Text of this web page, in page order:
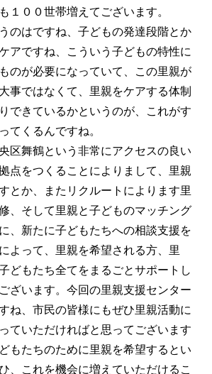
１００世帯増えてございます。
のはですね、子どもの発達段階とか
アですね、こういう子どもの特性に
のが必要になっていて、この里親が
事ではなくて、里親をケアする体制
できているかというのが、これがす
てくるんですね。
区舞鶴という非常にアクセスの良い
点をつくることによりまして、里親
とか、またリクルートによります里
、そして里親と子どものマッチング
、新たに子どもたちへの相談支援を
よって、里親を希望される方、里
どもたち全てをまるごとサポートし
ざいます。今回の里親支援センター
ね、市民の皆様にもぜひ里親活動に
ていただければと思ってございます
もたちのために里親を希望するとい
、これを機会に増えていただけるこ